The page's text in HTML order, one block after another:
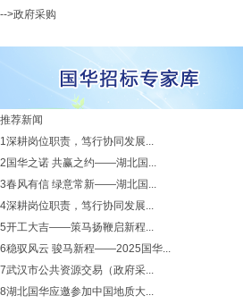
-->政府采购
推荐新闻
1深耕岗位职责，笃行协同发展...
2 国华之诺 共赢之约——湖北国...
3春风有信 绿意常新——湖北国...
4深耕岗位职责，笃行协同发展...
5开工大吉——策马扬鞭启新程...
6稳驭风云 骏马新程——2025国华...
7武汉市公共资源交易（政府采...
8湖北国华应邀参加中国地质大...